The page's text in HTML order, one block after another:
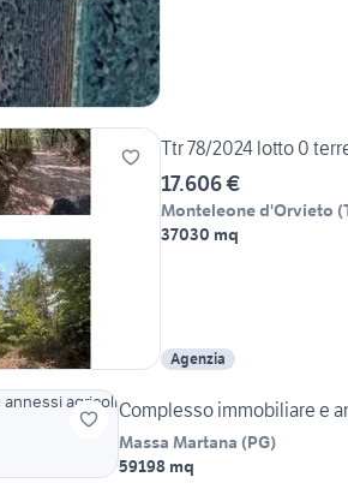
Ttr 78/2024 lotto 0
17.606 €
Monteleone d'Orvieto (
37030 mq
Agenzia
Complesso immobiliare e
Massa Martana (PG)
59198 mq